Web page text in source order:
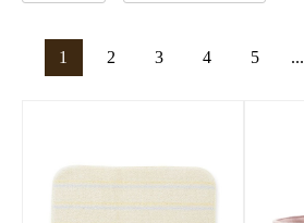
1 2 3 4 5 ...